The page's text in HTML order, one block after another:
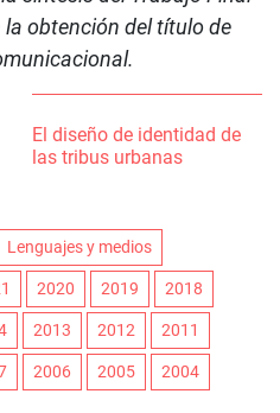
obtención del título de
El diseño de identidad de
las tribus urbanas
Lenguajes y medios
2020 2019 2018
2013 2012 2011
2006 2005 2004